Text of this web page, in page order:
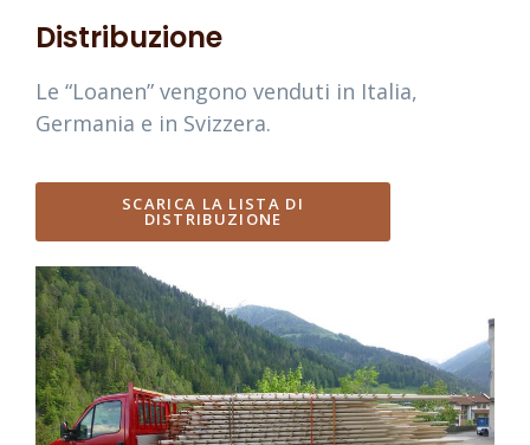
Distribuzione
Le “Loanen” vengono venduti in Italia,
Germania e in Svizzera.
SCARICA LA LISTA DI
DISTRIBUZIONE